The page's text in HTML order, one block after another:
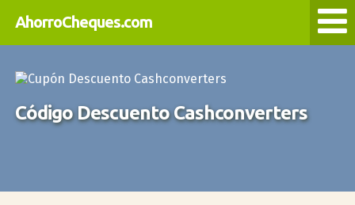
AhorroCheques.com
Código Descuento Cashconverters